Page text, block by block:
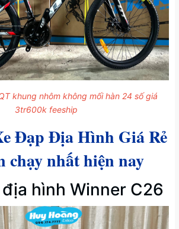
khung nhôm không mối hàn 24 số giá
3tr600k feeship
Đạp Địa Hình Giá Rẻ
chạy nhất hiện nay
địa hình Winner C26